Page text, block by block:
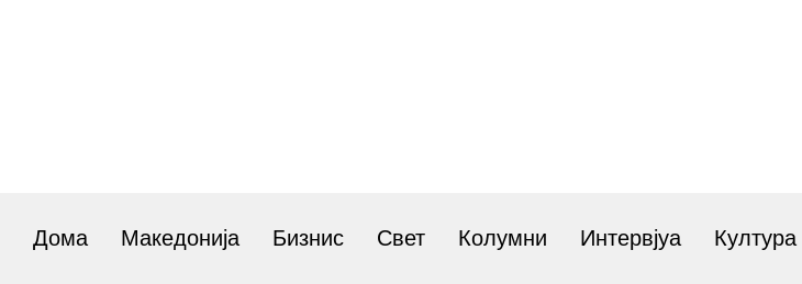
Дома Македонија Бизнис Свет Колумни Интервјуа Култура